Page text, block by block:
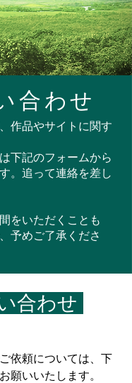
合わせ
作品やサイトに関す
下記のフォームから
。追って連絡を差し
をいただくことも
予めご了承くださ
合わせ
依頼については、下
願いいたします。